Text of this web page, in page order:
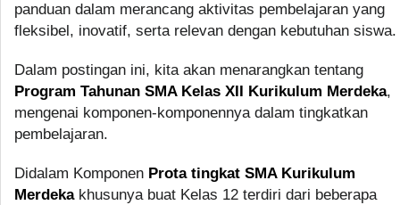
panduan dalam merancang aktivitas pembelajaran yang
fleksibel, inovatif, serta relevan dengan kebutuhan siswa.
Dalam postingan ini, kita akan menarangkan tentang
Program Tahunan SMA Kelas XII Kurikulum Merdeka,
mengenai komponen-komponennya dalam tingkatkan
pembelajaran.
Didalam Komponen Prota tingkat SMA Kurikulum
Merdekakhusunya buat Kelas 12 terdiri dari beberapa